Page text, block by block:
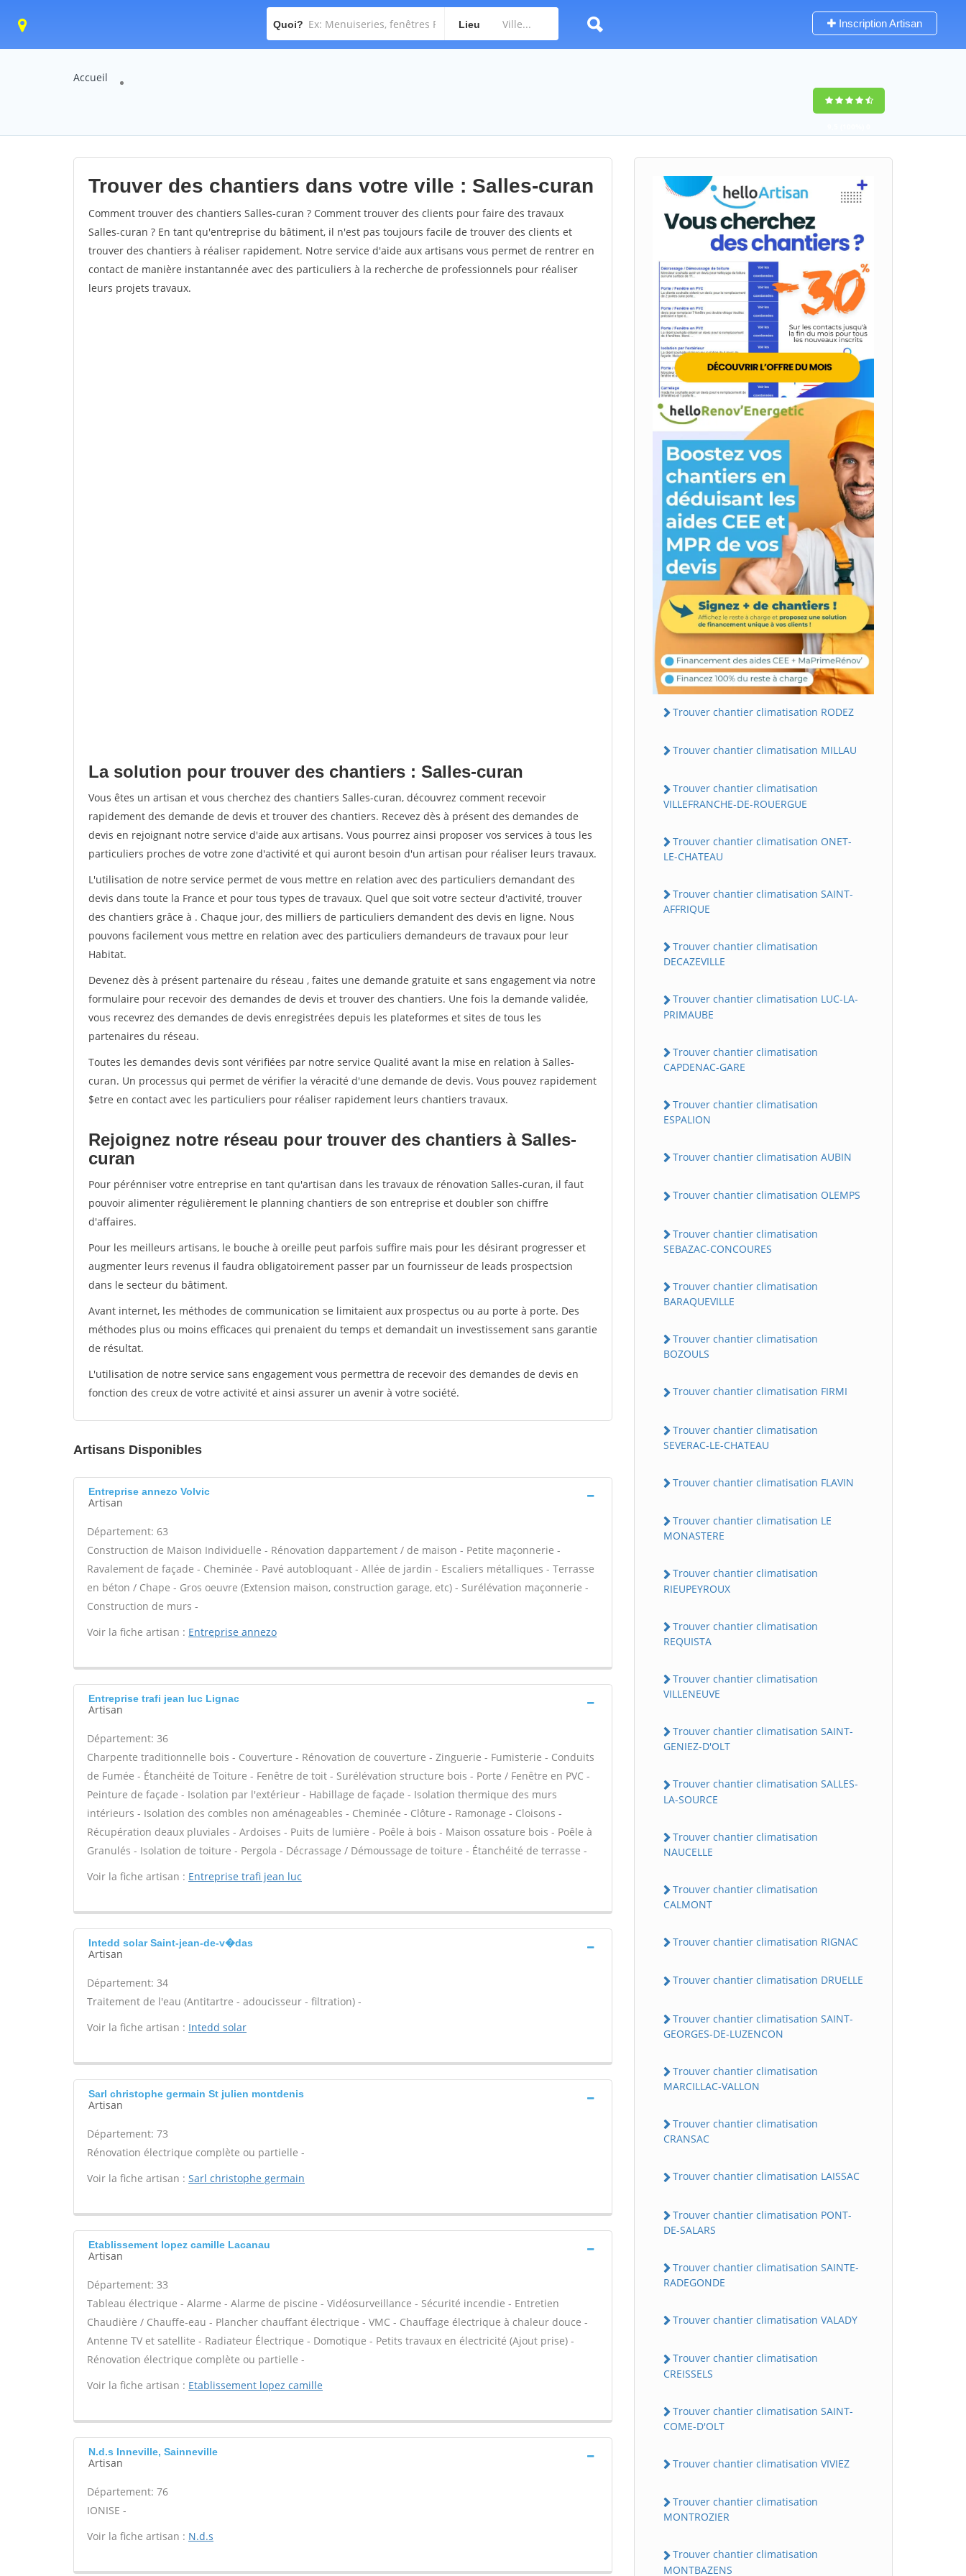
Quoi? Lieu Inscription Artisan
Accueil
Trouver des chantiers dans votre ville : Salles-curan
Comment trouver des chantiers Salles-curan ? Comment trouver des clients pour faire des travaux
Salles-curan ? En tant qu'entreprise du bâtiment, il n'est pas toujours facile de trouver des clients et
trouver des chantiers à réaliser rapidement. Notre service d'aide aux artisans vous permet de rentrer en
contact de manière instantannée avec des particuliers à la recherche de professionnels pour réaliser
leurs projets travaux.
La solution pour trouver des chantiers : Salles-curan
Vous êtes un artisan et vous cherchez des chantiers Salles-curan, découvrez comment recevoir
rapidement des demande de devis et trouver des chantiers. Recevez dès à présent des demandes de
devis en rejoignant notre service d'aide aux artisans. Vous pourrez ainsi proposer vos services à tous les
particuliers proches de votre zone d'activité et qui auront besoin d'un artisan pour réaliser leurs travaux.
L'utilisation de notre service permet de vous mettre en relation avec des particuliers demandant des
devis dans toute la France et pour tous types de travaux. Quel que soit votre secteur d'activité, trouver
des chantiers grâce à . Chaque jour, des milliers de particuliers demandent des devis en ligne. Nous
pouvons facilement vous mettre en relation avec des particuliers demandeurs de travaux pour leur
Habitat.
Devenez dès à présent partenaire du réseau , faites une demande gratuite et sans engagement via notre
formulaire pour recevoir des demandes de devis et trouver des chantiers. Une fois la demande validée,
vous recevrez des demandes de devis enregistrées depuis les plateformes et sites de tous les
partenaires du réseau.
Toutes les demandes devis sont vérifiées par notre service Qualité avant la mise en relation à Salles-
curan. Un processus qui permet de vérifier la véracité d'une demande de devis. Vous pouvez rapidement
$etre en contact avec les particuliers pour réaliser rapidement leurs chantiers travaux.
Rejoignez notre réseau pour trouver des chantiers à Salles-
curan
Pour pérénniser votre entreprise en tant qu'artisan dans les travaux de rénovation Salles-curan, il faut
pouvoir alimenter régulièrement le planning chantiers de son entreprise et doubler son chiffre
d'affaires.
Pour les meilleurs artisans, le bouche à oreille peut parfois suffire mais pour les désirant progresser et
augmenter leurs revenus il faudra obligatoirement passer par un fournisseur de leads prospectsion
dans le secteur du bâtiment.
Avant internet, les méthodes de communication se limitaient aux prospectus ou au porte à porte. Des
méthodes plus ou moins efficaces qui prenaient du temps et demandait un investissement sans garantie
de résultat.
L'utilisation de notre service sans engagement vous permettra de recevoir des demandes de devis en
fonction des creux de votre activité et ainsi assurer un avenir à votre société.
Artisans Disponibles
Entreprise annezo Volvic
Artisan
Département: 63
Construction de Maison Individuelle - Rénovation dappartement / de maison - Petite maçonnerie -
Ravalement de façade - Cheminée - Pavé autobloquant - Allée de jardin - Escaliers métalliques - Terrasse
en béton / Chape - Gros oeuvre (Extension maison, construction garage, etc) - Surélévation maçonnerie -
Construction de murs -
Voir la fiche artisan : Entreprise annezo
Entreprise trafi jean luc Lignac
Artisan
Département: 36
Charpente traditionnelle bois - Couverture - Rénovation de couverture - Zinguerie - Fumisterie - Conduits
de Fumée - Étanchéité de Toiture - Fenêtre de toit - Surélévation structure bois - Porte / Fenêtre en PVC -
Peinture de façade - Isolation par l'extérieur - Habillage de façade - Isolation thermique des murs
intérieurs - Isolation des combles non aménageables - Cheminée - Clôture - Ramonage - Cloisons -
Récupération deaux pluviales - Ardoises - Puits de lumière - Poêle à bois - Maison ossature bois - Poêle à
Granulés - Isolation de toiture - Pergola - Décrassage / Démoussage de toiture - Étanchéité de terrasse -
Voir la fiche artisan : Entreprise trafi jean luc
Intedd solar Saint-jean-de-v�das
Artisan
Département: 34
Traitement de l'eau (Antitartre - adoucisseur - filtration) -
Voir la fiche artisan : Intedd solar
Sarl christophe germain St julien montdenis
Artisan
Département: 73
Rénovation électrique complète ou partielle -
Voir la fiche artisan : Sarl christophe germain
Etablissement lopez camille Lacanau
Artisan
Département: 33
Tableau électrique - Alarme - Alarme de piscine - Vidéosurveillance - Sécurité incendie - Entretien
Chaudière / Chauffe-eau - Plancher chauffant électrique - VMC - Chauffage électrique à chaleur douce -
Antenne TV et satellite - Radiateur Électrique - Domotique - Petits travaux en électricité (Ajout prise) -
Rénovation électrique complète ou partielle -
Voir la fiche artisan : Etablissement lopez camille
N.d.s Inneville, Sainneville
Artisan
Département: 76
IONISE -
Voir la fiche artisan : N.d.s
Trouver chantier climatisation RODEZ
Trouver chantier climatisation MILLAU
Trouver chantier climatisation
VILLEFRANCHE-DE-ROUERGUE
Trouver chantier climatisation ONET-
LE-CHATEAU
Trouver chantier climatisation SAINT-
AFFRIQUE
Trouver chantier climatisation
DECAZEVILLE
Trouver chantier climatisation LUC-LA-
PRIMAUBE
Trouver chantier climatisation
CAPDENAC-GARE
Trouver chantier climatisation
ESPALION
Trouver chantier climatisation AUBIN
Trouver chantier climatisation OLEMPS
Trouver chantier climatisation
SEBAZAC-CONCOURES
Trouver chantier climatisation
BARAQUEVILLE
Trouver chantier climatisation
BOZOULS
Trouver chantier climatisation FIRMI
Trouver chantier climatisation
SEVERAC-LE-CHATEAU
Trouver chantier climatisation FLAVIN
Trouver chantier climatisation LE
MONASTERE
Trouver chantier climatisation
RIEUPEYROUX
Trouver chantier climatisation
REQUISTA
Trouver chantier climatisation
VILLENEUVE
Trouver chantier climatisation SAINT-
GENIEZ-D'OLT
Trouver chantier climatisation SALLES-
LA-SOURCE
Trouver chantier climatisation
NAUCELLE
Trouver chantier climatisation
CALMONT
Trouver chantier climatisation RIGNAC
Trouver chantier climatisation DRUELLE
Trouver chantier climatisation SAINT-
GEORGES-DE-LUZENCON
Trouver chantier climatisation
MARCILLAC-VALLON
Trouver chantier climatisation
CRANSAC
Trouver chantier climatisation LAISSAC
Trouver chantier climatisation PONT-
DE-SALARS
Trouver chantier climatisation SAINTE-
RADEGONDE
Trouver chantier climatisation VALADY
Trouver chantier climatisation
CREISSELS
Trouver chantier climatisation SAINT-
COME-D'OLT
Trouver chantier climatisation VIVIEZ
Trouver chantier climatisation
MONTROZIER
Trouver chantier climatisation
MONTBAZENS